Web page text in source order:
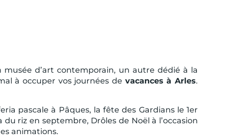
d’art contemporain, un autre dédié à la
à occuper vos journées de vacances à Arles.
pascale à Pâques, la fête des Gardians le 1er
riz en septembre, Drôles de Noël à l’occasion
animations.